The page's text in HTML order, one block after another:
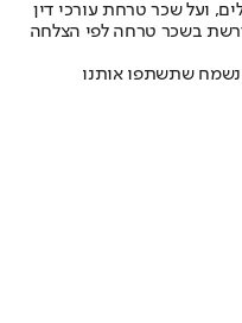
ועל שכר טרחת עורכי דין
בשכר טרחה לפי הצלחה
שתשתפו אותנו